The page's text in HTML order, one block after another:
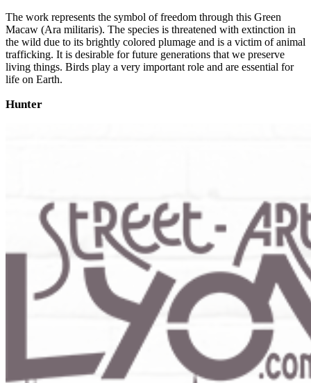
The work represents the symbol of freedom through this Green
Macaw (Ara militaris). The species is threatened with extinction in
the wild due to its brightly colored plumage and is a victim of animal
trafficking. It is desirable for future generations that we preserve
living things. Birds play a very important role and are essential for
life on Earth.
Hunter